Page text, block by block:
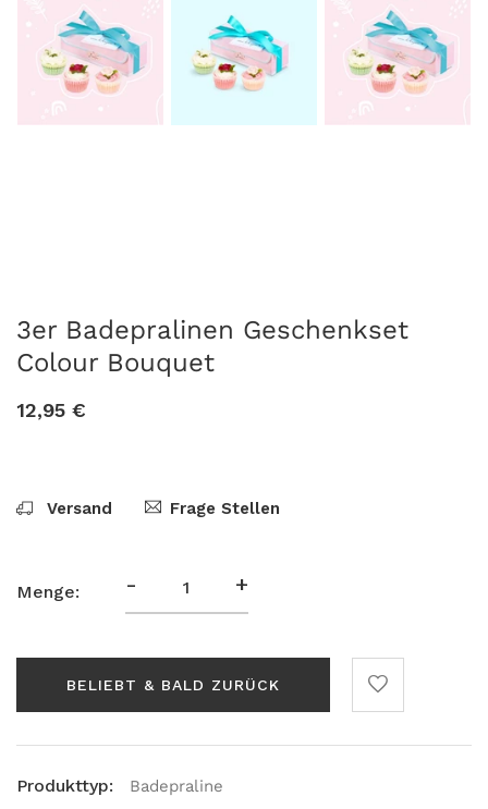
3er Badepralinen Geschenkset
Colour Bouquet
12,95 €
Versand Frage Stellen
Menge: - +
BELIEBT & BALD ZURÜCK
Produkttyp: Badepraline